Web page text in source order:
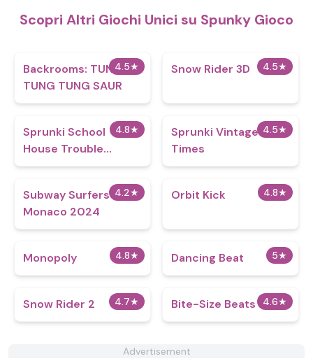
Scopri Altri Giochi Unici su Spunky Gioco
4.5★
Backrooms: TUNG
TUNG TUNG SAUR
4.5★
Snow Rider 3D
4.8★
Sprunki School
House Trouble
Babies 2.0
4.5★
Sprunki Vintage
Times
4.2★
Subway Surfers
Monaco 2024
4.8★
Orbit Kick
4.8★
Monopoly 5★
Dancing Beat
4.7★
Snow Rider 2 4.6★
Bite-Size Beats
Advertisement